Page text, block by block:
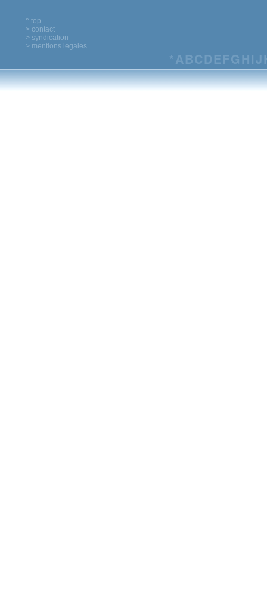
^ top
> contact
> syndication
> mentions legales
*ABCDEFG HIJ